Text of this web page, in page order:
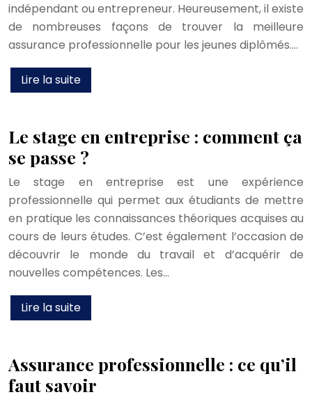
indépendant ou entrepreneur. Heureusement, il existe
de nombreuses façons de trouver la meilleure
assurance professionnelle pour les jeunes diplômés….
Lire la suite
Le stage en entreprise : comment ça
se passe ?
Le stage en entreprise est une expérience
professionnelle qui permet aux étudiants de mettre
en pratique les connaissances théoriques acquises au
cours de leurs études. C’est également l’occasion de
découvrir le monde du travail et d’acquérir de
nouvelles compétences. Les…
Lire la suite
Assurance professionnelle : ce qu’il
faut savoir